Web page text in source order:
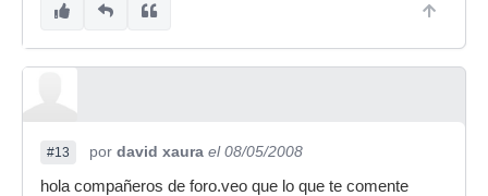
#13 por david xaura el 08/05/2008
hola compañeros de foro.veo que lo que te comente